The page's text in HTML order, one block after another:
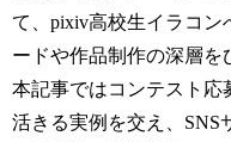
て、pixiv高校生イラコン
ードや作品制作の深層を
本記事ではコンテスト応
活きる実例を交え、SNS